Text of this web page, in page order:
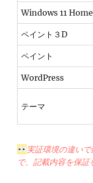
Windows 11 Home
ペイント３D
ペイント
WordPress
テーマ
実証環境の違い
で、記載内容を保証